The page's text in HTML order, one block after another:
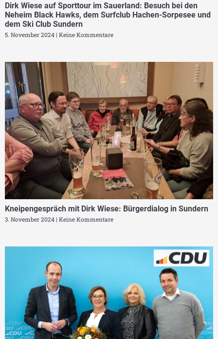
Dirk Wiese auf Sporttour im Sauerland: Besuch bei den
Neheim Black Hawks, dem Surfclub Hachen-Sorpesee und
dem Ski Club Sundern
5. November 2024 Keine Kommentare
Kneipengespräch mit Dirk Wiese: Bürgerdialog in Sundern
3. November 2024 Keine Kommentare